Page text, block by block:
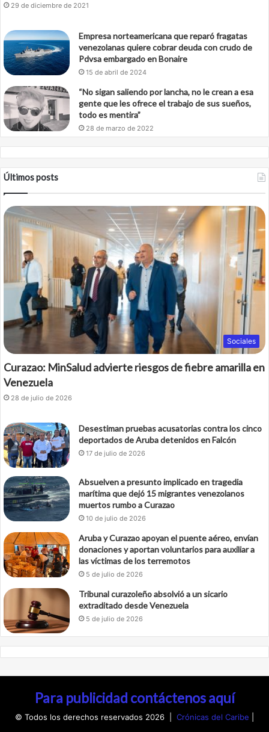
29 de diciembre de 2021
Empresa norteamericana que reparó fragatas
venezolanas quiere cobrar deuda con crudo de
Pdvsa embargado en Bonaire
15 de abril de 2024
“No sigan saliendo por lancha, no le crean a esa
gente que les ofrece el trabajo de sus sueños,
todo es mentira”
28 de marzo de 2022
Últimos posts
Sociales
Curazao: MinSalud advierte riesgos de fiebre amarilla en
Venezuela
28 de julio de 2026
Desestiman pruebas acusatorias contra los cinco
deportados de Aruba detenidos en Falcón
17 de julio de 2026
Absuelven a presunto implicado en tragedia
marítima que dejó 15 migrantes venezolanos
muertos rumbo a Curazao
10 de julio de 2026
Aruba y Curazao apoyan el puente aéreo, envían
donaciones y aportan voluntarios para auxiliar a
las víctimas de los terremotos
5 de julio de 2026
Tribunal curazoleño absolvió a un sicario
extraditado desde Venezuela
5 de julio de 2026
Para publicidad contáctenos aquí
© Todos los derechos reservados 2026 | Crónicas del Caribe